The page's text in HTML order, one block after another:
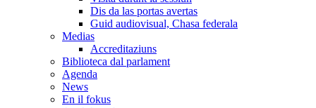
Dis da las portas avertas
Guid audiovisual, Chasa federala
Medias
Accreditaziuns
Biblioteca dal parlament
Agenda
News
En il fokus